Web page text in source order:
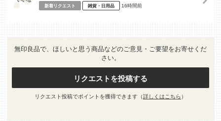
新着リクエスト 雑貨・日用品 16時間前
無印良品で、ほしいと思う商品などのご意見・ご要望をお寄せくだ
さい。
リクエストを投稿する
リクエスト投稿でポイントを獲得できます（詳しくはこちら ）